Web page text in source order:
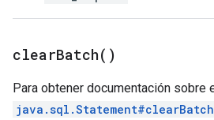
clearBatch( )
Para obtener documentación sobre